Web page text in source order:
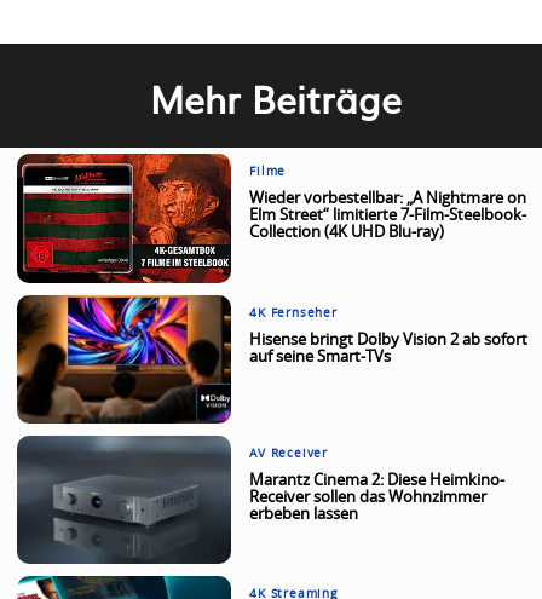
Mehr Beiträge
Filme
Wieder vorbestellbar: „A Nightmare on
Elm Street“ limitierte 7-Film-Steelbook-
Collection (4K UHD Blu-ray)
4K Fernseher
Hisense bringt Dolby Vision 2 ab sofort
auf seine Smart-TVs
AV Receiver
Marantz Cinema 2: Diese Heimkino-
Receiver sollen das Wohnzimmer
erbeben lassen
4K Streaming